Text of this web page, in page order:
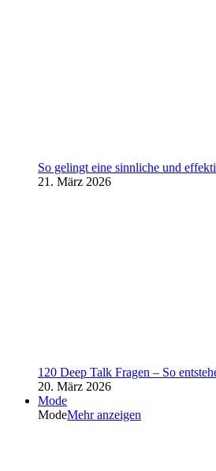
So gelingt eine sinnliche und
21. März 2026
120 Deep Talk Fragen – So
20. März 2026
Mode
ModeMehr anzeigen